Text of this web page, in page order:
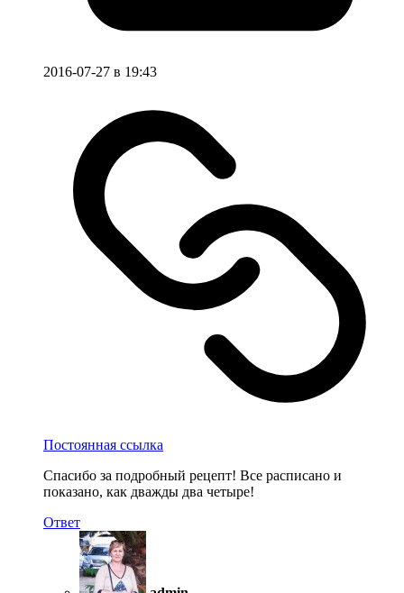
2016-07-27 в 19:43
Постоянная ссылка
Спасибо за подробный рецепт! Все расписано и
показано, как дважды два четыре!
Ответ